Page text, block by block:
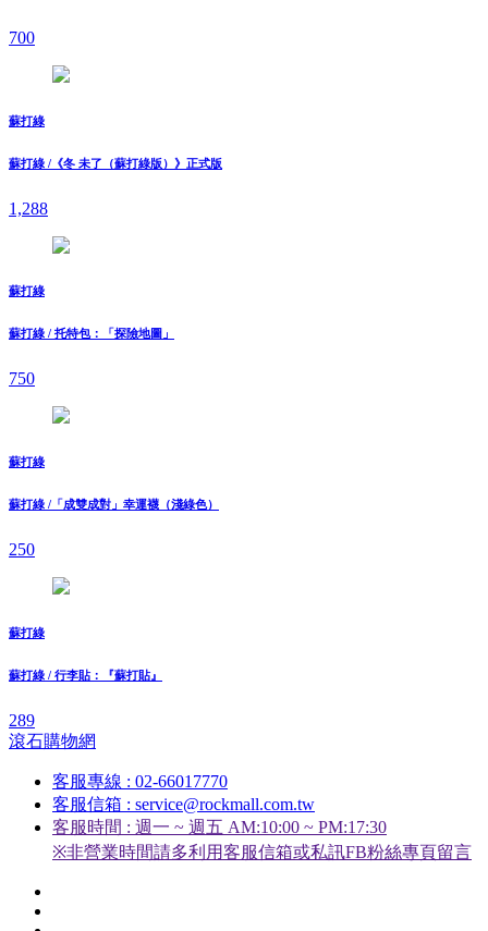
700
蘇打綠
蘇打綠 /《冬 未了（蘇打綠版）》正式版
1,288
蘇打綠
蘇打綠 / 托特包：「探險地圖」
750
蘇打綠
蘇打綠 /「成雙成對」幸運襪（淺綠色）
250
蘇打綠
蘇打綠 / 行李貼：『蘇打貼』
289
滾石購物網
客服專線 : 02-66017770
客服信箱 : service@rockmall.com.tw
客服時間 : 週一 ~ 週五 AM:10:00 ~ PM:17:30
※非營業時間請多利用客服信箱或私訊FB粉絲專頁留言